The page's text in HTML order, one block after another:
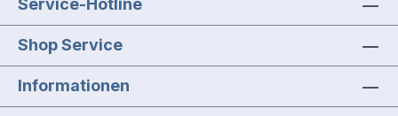
Service-Hotline
Shop Service
Informationen